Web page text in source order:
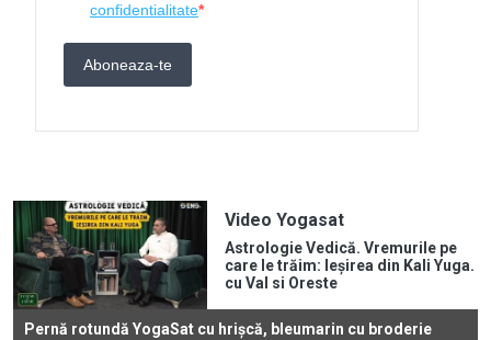
Video Yogasat
Astrologie Vedică. Vremurile pe
care le trăim: Ieșirea din Kali Yuga.
cu Val si Oreste
Pernă rotundă YogaSat cu hrișcă, bleumarin cu broderie